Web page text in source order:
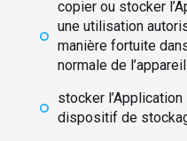
copier ou stocker
une utilisation
manière fortuite
normale de
stocker
dispositif de